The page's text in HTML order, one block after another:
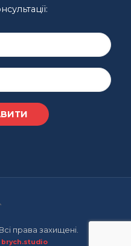
права захищені.
brych.studio